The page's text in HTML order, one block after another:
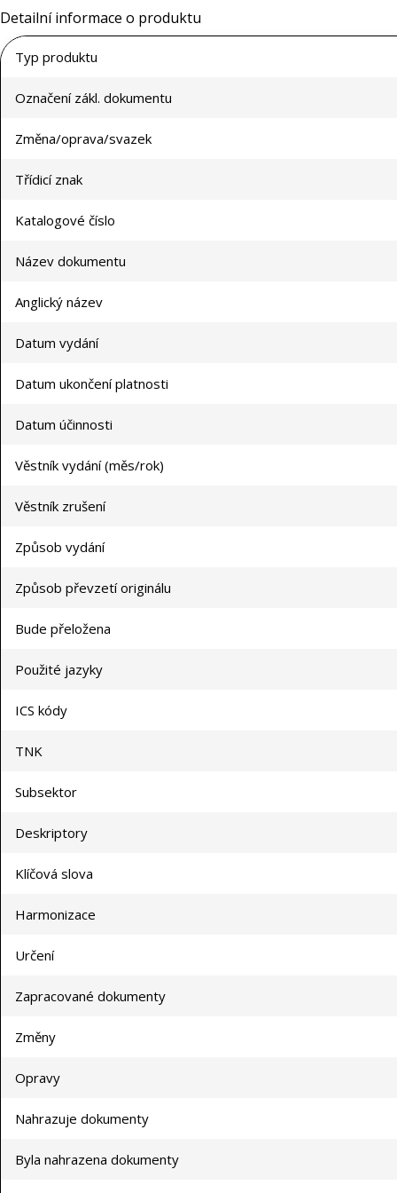
Detailní informace o produktu
Typ produktu
Označení zákl. dokumentu
Změna/oprava/svazek
Třídicí znak
Katalogové číslo
Název dokumentu
Anglický název
Datum vydání
Datum ukončení platnosti
Datum účinnosti
Věstník vydání (měs/rok)
Věstník zrušení
Způsob vydání
Způsob převzetí originálu
Bude přeložena
Použité jazyky
ICS kódy
TNK
Subsektor
Deskriptory
Klíčová slova
Harmonizace
Určení
Zapracované dokumenty
Změny
Opravy
Nahrazuje dokumenty
Byla nahrazena dokumenty